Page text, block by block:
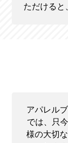
ただけると
アパレル
では、只
様の大切